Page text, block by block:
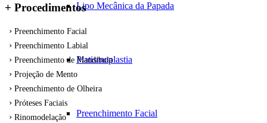
Lipo Mecânica da Papada
Platismoplastia
Preenchimento Facial
+ Procedimentos
Preenchimento Facial
Preenchimento Labial
Preenchimento de Mandíbula
Projeção de Mento
Preenchimento de Olheira
Próteses Faciais
Rinomodelação